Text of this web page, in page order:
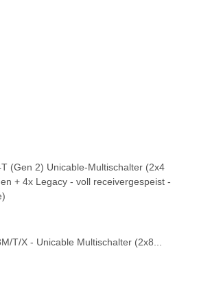
(Gen 2) Unicable-Multischalter (2x4
+ 4x Legacy - voll receivergespeist -